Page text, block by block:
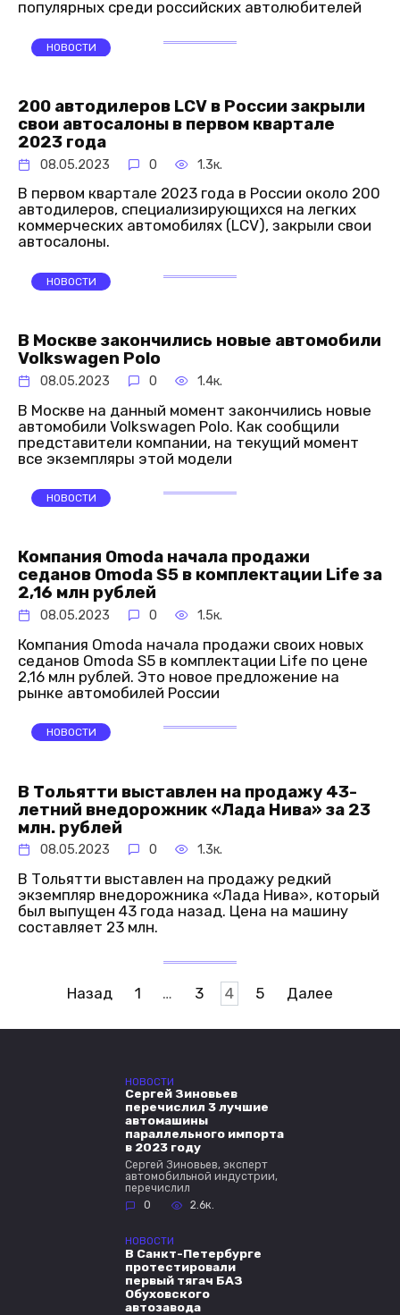
популярных среди российских автолюбителей
НОВОСТИ
200 автодилеров LCV в России закрыли
свои автосалоны в первом квартале
2023 года
08.05.2023 0 1.3к.
В первом квартале 2023 года в России около 200
автодилеров, специализирующихся на легких
коммерческих автомобилях (LCV), закрыли свои
автосалоны.
НОВОСТИ
В Москве закончились новые автомобили
Volkswagen Polo
08.05.2023 0 1.4к.
В Москве на данный момент закончились новые
автомобили Volkswagen Polo. Как сообщили
представители компании, на текущий момент
все экземпляры этой модели
НОВОСТИ
Компания Omoda начала продажи
седанов Omoda S5 в комплектации Life за
2,16 млн рублей
08.05.2023 0 1.5к.
Компания Omoda начала продажи своих новых
седанов Omoda S5 в комплектации Life по цене
2,16 млн рублей. Это новое предложение на
рынке автомобилей России
НОВОСТИ
В Тольятти выставлен на продажу 43-
летний внедорожник «Лада Нива» за 23
млн. рублей
08.05.2023 0 1.3к.
В Тольятти выставлен на продажу редкий
экземпляр внедорожника «Лада Нива», который
был выпущен 43 года назад. Цена на машину
составляет 23 млн.
Пагинация
Назад 1 … 3 4 5 Далее
НОВОСТИ
Сергей Зиновьев
перечислил 3 лучшие
автомашины
параллельного импорта
в 2023 году
Сергей Зиновьев, эксперт
автомобильной индустрии,
перечислил
0
2.6к.
НОВОСТИ
В Санкт-Петербурге
протестировали
первый тягач БАЗ
Обуховского
автозавода